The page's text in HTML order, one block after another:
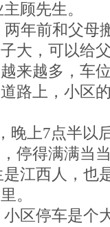
顾先生。
年前和父母
大，可以给
来越多，车
路上，小区
晚上7点半以
停得满满当
江西人，也
。
区停车是个